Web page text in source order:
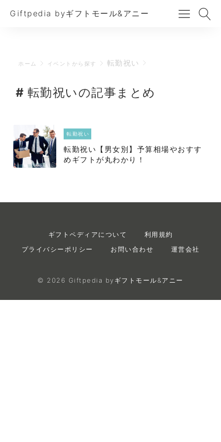
Giftpedia byギフトモール&アニー
ホーム イベントから探す 転勤祝い
転勤祝いの記事まとめ
転勤祝い
転勤祝い【男女別】予算相場やおすす
めギフトが丸わかり！
ギフトペディアについて
利用規約
プライバシーポリシー
お問い合わせ 運営会社
© 2026 Giftpedia byギフトモール&アニー